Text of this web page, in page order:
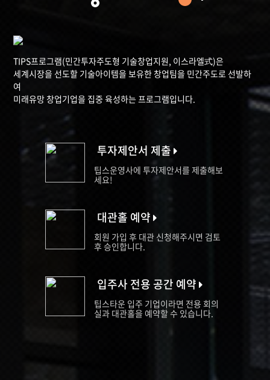
TIPS프로그램(민간투자주도형 기술창업지원, 이스라엘式)은
세계시장을 선도할 기술아이템을 보유한 창업팀을 민간주도로 선발하
여
미래유망 창업기업을 집중 육성하는 프로그램입니다.
투자제안서 제출
팁스운영사에 투자제안서를 제출해보
세요!
대관홀 예약
회원 가입 후 대관 신청해주시면 검토
후 승인합니다.
입주사 전용 공간 예약
팁스타운 입주 기업이라면 전용 회의
실과 대관홀을 예약할 수 있습니다.